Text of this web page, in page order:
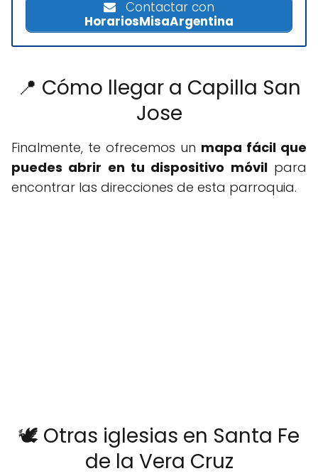
Contactar con
HorariosMisaArgentina
📍 Cómo llegar a Capilla San
Jose
Finalmente, te ofrecemos un mapa fácil que
puedes abrir en tu dispositivo móvilpara
encontrar las direcciones de esta parroquia.
🕊️ Otras iglesias en Santa Fe
de la Vera Cruz